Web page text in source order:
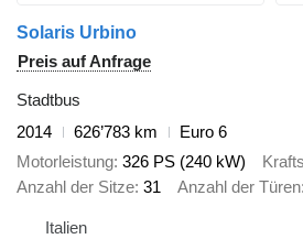
Solaris Urbino
Preis auf Anfrage
Stadtbus
2014
626’783 km
Euro 6
Motorleistung 326 PS (240 kW)
Anzahl der Sitze 31 Anzahl der Türen
Italien